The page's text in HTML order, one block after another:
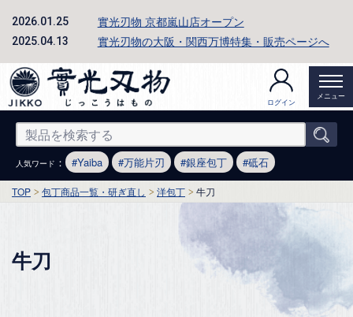
2026.01.25 實光刃物 京都嵐山店オープン
2025.04.13 實光刃物の大阪・関西万博特集・販売ページへ
ログイン
メニュー
人気ワード ： Yaiba 万能片刃 銀座包丁 砥石
TOP 包丁商品一覧・研ぎ直し 洋包丁 牛刀
牛刀